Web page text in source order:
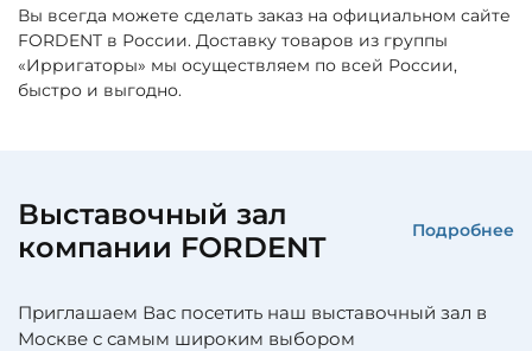
Вы всегда можете сделать заказ на официальном сайте
FORDENT в России. Доставку товаров из группы
«Ирригаторы» мы осуществляем по всей России,
быстро и выгодно.
Выставочный зал
компании FORDENT
Подробнее
Приглашаем Вас посетить наш выставочный зал в
Москве с самым широким выбором